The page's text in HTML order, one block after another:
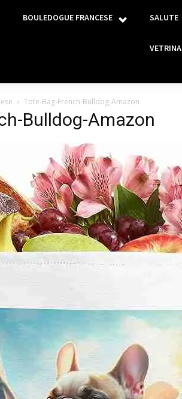
BOULEDOGUE FRANCESE SALUTE
VETRINA
Tote-Bag-French-Bulldog-Amazon
Bulldog-Amazon